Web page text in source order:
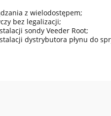
koszyka
z wielodostępem;
bez legalizacji;
sondy Veeder Root;
dystrybutora płynu do